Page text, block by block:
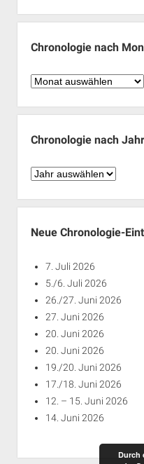
Chronologie nach
Chronologie
Monaten
Chronologie nach
Chronologie
Jahren
Neue Chronologie-
7. Juli 2026
5./6. Juli 2026
26./27. Juni 2026
27. Juni 2026
20. Juni 2026
20. Juni 2026
19./20. Juni 2026
17./18. Juni 2026
12. – 15. Juni 2026
14. Juni 2026
Durch